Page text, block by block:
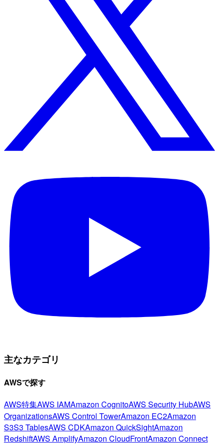
主なカテゴリ
AWSで探す
AWS特集AWS IAMAmazon CognitoAWS Security HubAWS
OrganizationsAWS Control TowerAmazon EC2Amazon
S3S3 TablesAWS CDKAmazon QuickSightAmazon
RedshiftAWS AmplifyAmazon CloudFrontAmazon Connect